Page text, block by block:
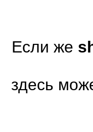
Если же
здесь